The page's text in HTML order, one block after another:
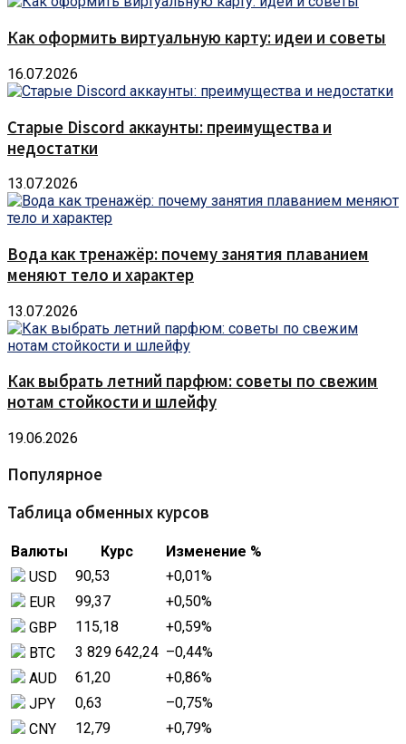
Как оформить виртуальную карту: идеи и советы
16.07.2026
Старые Discord аккаунты: преимущества и
недостатки
13.07.2026
Вода как тренажёр: почему занятия плаванием
меняют тело и характер
13.07.2026
Как выбрать летний парфюм: советы по свежим
нотам стойкости и шлейфу
19.06.2026
Популярное
Таблица обменных курсов
Валюты Курс
Изменение %
USD
90,53 +0,01%
EUR
99,37 +0,50%
GBP
115,18 +0,59%
BTC
3 829 642,24 –0,44%
AUD
61,20 +0,86%
JPY
0,63 –0,75%
CNY
12,79 +0,79%